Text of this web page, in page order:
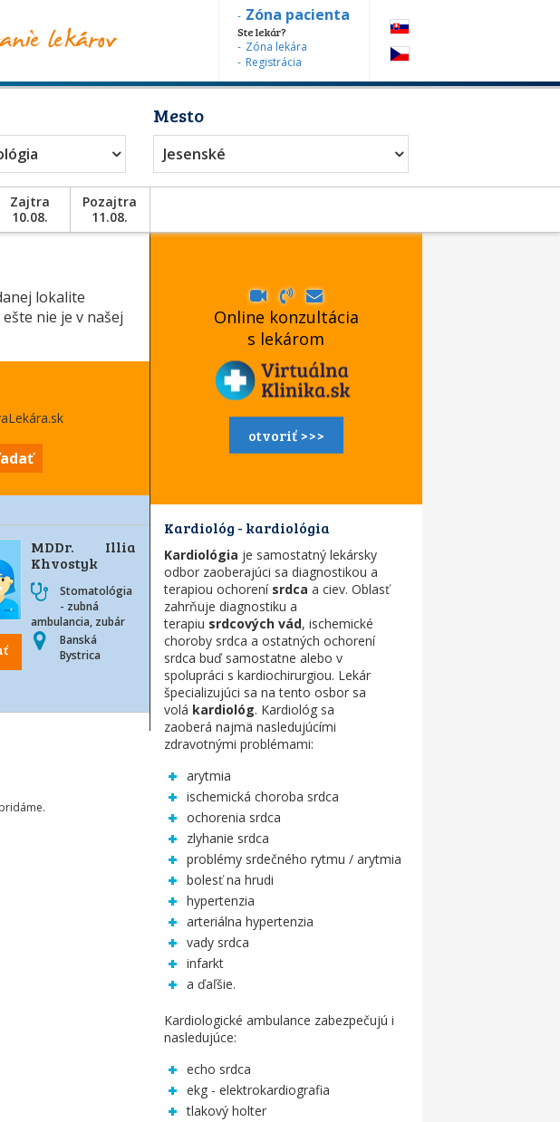
Zóna pacienta
Ste lekár?
Zóna lekára
Registrácia
Mesto
Jesenské
Zajtra
10.08.
Pozajtra
11.08.
lokalite
ešte nie je v našej
MDDr. Illia
Khvostyk
Stomatológia
- zubná
ambulancia, zubár
Banská
Bystrica
Online konzultácia
s lekárom
otvoriť >>>
Kardiológ - kardiológia
Kardiológia je samostatný lekársky
odbor zaoberajúci sa diagnostikou a
terapiou ochorení srdca a ciev. Oblasť
zahrňuje diagnostiku a
terapiu srdcových vád, ischemické
choroby srdca a ostatných ochorení
srdca buď samostatne alebo v
spolupráci s kardiochirurgiou. Lekár
špecializujúci sa na tento osbor sa
volá kardiológ. Kardiológ sa
zaoberá najmä nasledujúcími
zdravotnými problémami:
arytmia
ischemická choroba srdca
ochorenia srdca
zlyhanie srdca
problémy srdečného rytmu / arytmia
bolesť na hrudi
hypertenzia
arteriálna hypertenzia
vady srdca
infarkt
a ďaľšie.
Kardiologické ambulance zabezpečujú i
nasledujúce:
echo srdca
ekg - elektrokardiografia
tlakový holter